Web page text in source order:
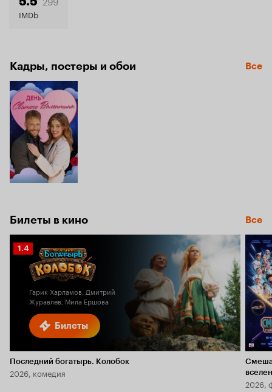
IMDb
Кадры, постеры и обои Все
Билеты в кино Все
Билеты
Рейтинг
Кинопоиска
1.4
Гарик Харламов, Дмитрий
Журавлев, Мила Ершова
Последний богатырь. Колобок
2026, комедия
2026,